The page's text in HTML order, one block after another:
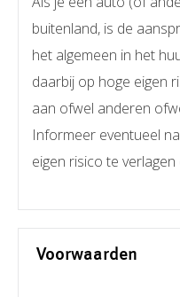
buitenland, is de
het algemeen in het
daarbij op hoge eigen
aan ofwel anderen
Informeer eventueel
eigen risico te
Voorwaarden